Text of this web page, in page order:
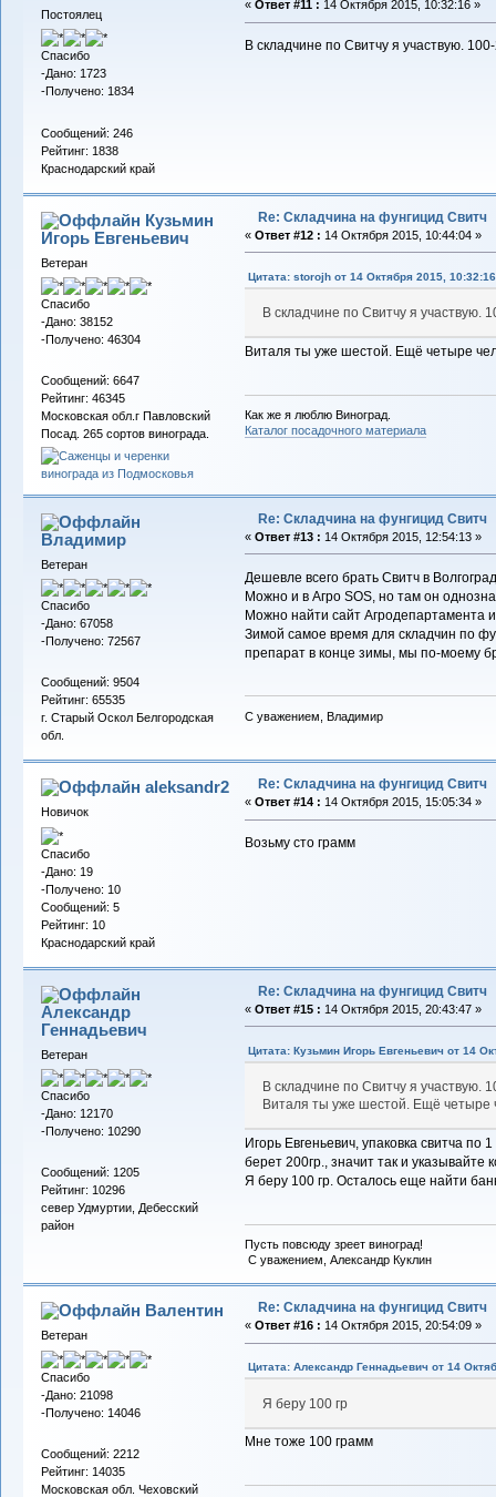
Постоялец
Спасибо
-Дано: 1723
-Получено: 1834
Сообщений: 246
Рейтинг: 1838
Краснодарский край
« Ответ #11 : 14 Октября 2015, 10:32:16 »
В складчине по Свитчу я участвую.
Кузьмин
Игорь Евгеньевич
Ветеран
Спасибо
-Дано: 38152
-Получено: 46304
Сообщений: 6647
Рейтинг: 46345
Московская обл.г Павловский
Посад. 265 сортов винограда.
Re: Складчина на фунгицид Свитч
« Ответ #12 : 14 Октября 2015, 10:44:04 »
Цитата: storojh от 14 Октября 2015, 10:32:16
В складчине по Свитчу я участвую.
Виталя ты уже шестой. Ещё четыре
Как же я люблю Виноград.
Каталог посадочного материала
Владимиp
Ветеран
Спасибо
-Дано: 67058
-Получено: 72567
Сообщений: 9504
Рейтинг: 65535
г. Старый Оскол Белгородская
обл.
Re: Складчина на фунгицид Свитч
« Ответ #13 : 14 Октября 2015, 12:54:13 »
Дешевле всего брать Свитч в
Можно и в Агро SOS, но там он
Можно найти сайт Агродепартамента
Зимой самое время для складчин по
препарат в конце зимы, мы по-моему
С уважением, Владимир
aleksandr2
Новичок
Спасибо
-Дано: 19
-Получено: 10
Сообщений: 5
Рейтинг: 10
Краснодарский край
Re: Складчина на фунгицид Свитч
« Ответ #14 : 14 Октября 2015, 15:05:34 »
Возьму сто грамм
Александр
Геннадьевич
Ветеран
Спасибо
-Дано: 12170
-Получено: 10290
Сообщений: 1205
Рейтинг: 10296
север Удмуртии, Дебесский
район
Re: Складчина на фунгицид Свитч
« Ответ #15 : 14 Октября 2015, 20:43:47 »
Цитата: Кузьмин Игорь Евгеньевич от 14
В складчине по Свитчу я участвую.
Виталя ты уже шестой. Ещё четыре
Игорь Евгеньевич, упаковка свитча по
берет 200гр., значит так и указывайте
Я беру 100 гр. Осталось еще найти
Пусть повсюду зреет виноград!
С уважением, Александр Куклин
Валентин
Ветеран
Спасибо
-Дано: 21098
-Получено: 14046
Сообщений: 2212
Рейтинг: 14035
Московская обл. Чеховский
Re: Складчина на фунгицид Свитч
« Ответ #16 : 14 Октября 2015, 20:54:09 »
Цитата: Александр Геннадьевич от 14
Я беру 100 гр
Мне тоже 100 грамм